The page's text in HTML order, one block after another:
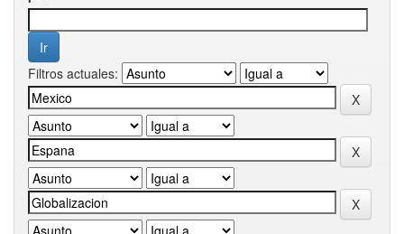
Filtros actuales: